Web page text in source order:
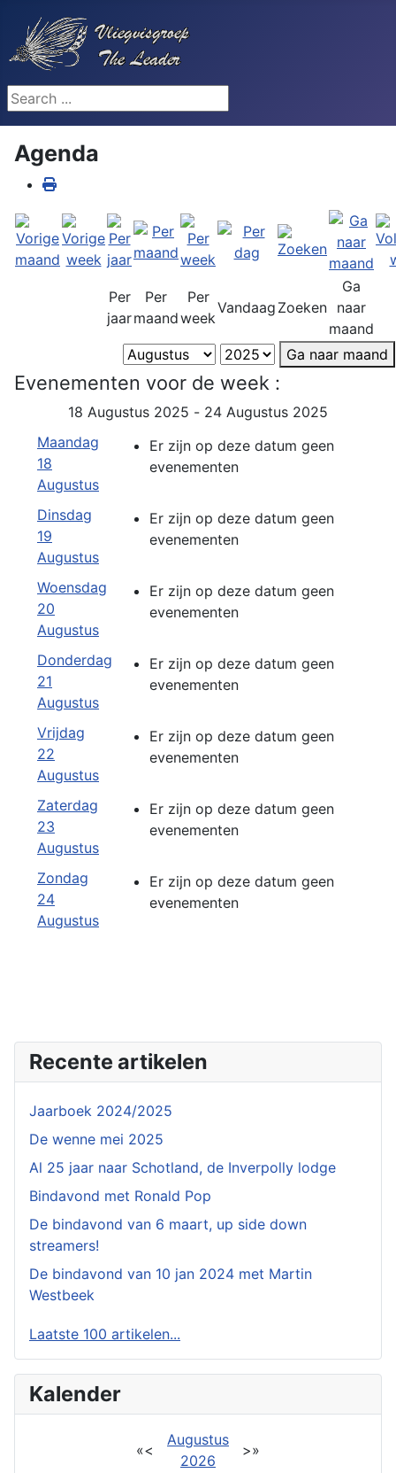
Search ...
Agenda
Per
jaar
Per
maand
Per
week
Vandaag Zoeken
Ga
naar
maand
Ga naar maand
Evenementen voor de week :
18 Augustus 2025 - 24 Augustus 2025
Maandag
18
Augustus
Er zijn op deze datum geen
evenementen
Dinsdag
19
Augustus
Er zijn op deze datum geen
evenementen
Woensdag
20
Augustus
Er zijn op deze datum geen
evenementen
Donderdag
21
Augustus
Er zijn op deze datum geen
evenementen
Vrijdag
22
Augustus
Er zijn op deze datum geen
evenementen
Zaterdag
23
Augustus
Er zijn op deze datum geen
evenementen
Zondag
24
Augustus
Er zijn op deze datum geen
evenementen
Recente artikelen
Jaarboek 2024/2025
De wenne mei 2025
Al 25 jaar naar Schotland, de Inverpolly lodge
Bindavond met Ronald Pop
De bindavond van 6 maart, up side down
streamers!
De bindavond van 10 jan 2024 met Martin
Westbeek
Laatste 100 artikelen...
Kalender
«<
Augustus
2026
>»